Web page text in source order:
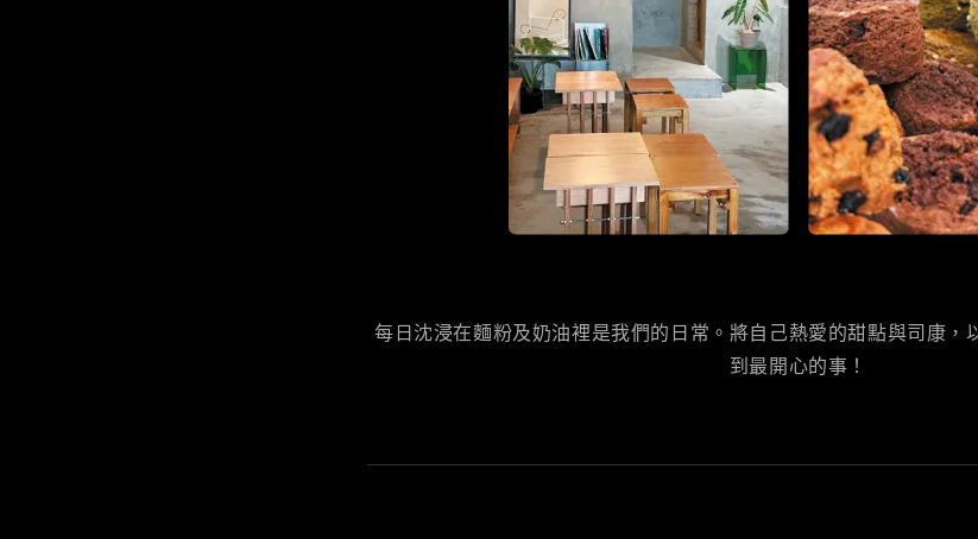
每日沈浸在麵粉及奶油裡是我們的日常。將自己熱愛的甜點與司康，
到最開心的事！